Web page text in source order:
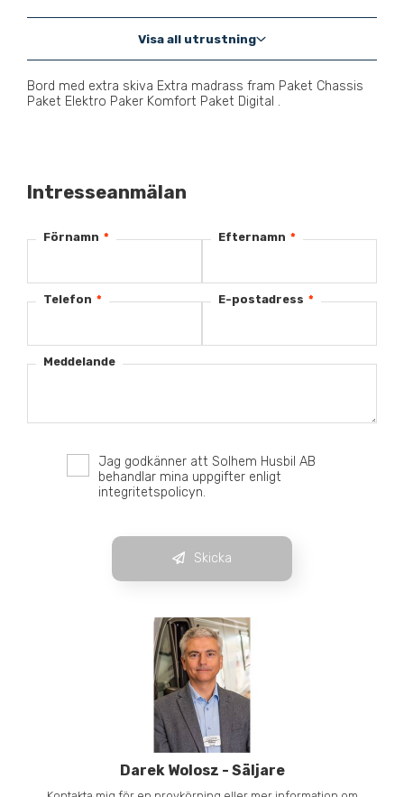
Visa all utrustning
Bord med extra skiva Extra madrass fram Paket Chassis
Paket Elektro Paker Komfort Paket Digital .
Intresseanmälan
Förnamn * Efternamn *
Telefon * E-postadress *
Meddelande
Jag godkänner att Solhem Husbil AB
behandlar mina uppgifter enligt
integritetspolicyn.
Skicka
Darek Wolosz - Säljare